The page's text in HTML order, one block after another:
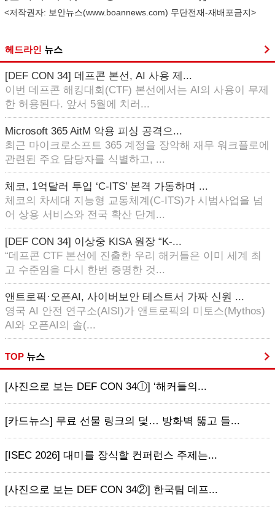
<저작권자: 보안뉴스(www.boannews.com) 무단전재-재배포금지>
헤드라인 뉴스
[DEF CON 34] 데프콘 본선, AI 사용 제...
이번 데프콘 해킹대회(CTF) 본선에서는 AI의 사용이 무제
한 허용된다. 앞서 5월에 치러...
Microsoft 365 AitM 악용 피싱 공격으...
최근 마이크로소프트 365 계정을 장악해 재무 워크플로에
관련된 주요 담당자를 식별하고, ...
체코, 1억달러 투입 ‘C-ITS’ 본격 가동하며 ...
체코의 차세대 지능형 교통체계(C-ITS)가 시범사업을 넘
어 상용 서비스와 전국 확산 단계...
[DEF CON 34] 이상중 KISA 원장 “K-...
“데프콘 CTF 본선에 진출한 우리 해커들은 이미 세계 최
고 수준임을 다시 한번 증명한 것...
앤트로픽·오픈AI, 사이버보안 테스트서 가짜 신원 ...
영국 AI 안전 연구소(AISI)가 앤트로픽의 미토스(Mythos)
AI와 오픈AI의 솔(...
TOP 뉴스
[사진으로 보는 DEF CON 34ⓛ] ‘해커들의...
[카드뉴스] 무료 선물 링크의 덫… 방화벽 뚫고 들...
[ISEC 2026] 대미를 장식할 컨퍼런스 주제는...
[사진으로 보는 DEF CON 34②] 한국팀 데프...